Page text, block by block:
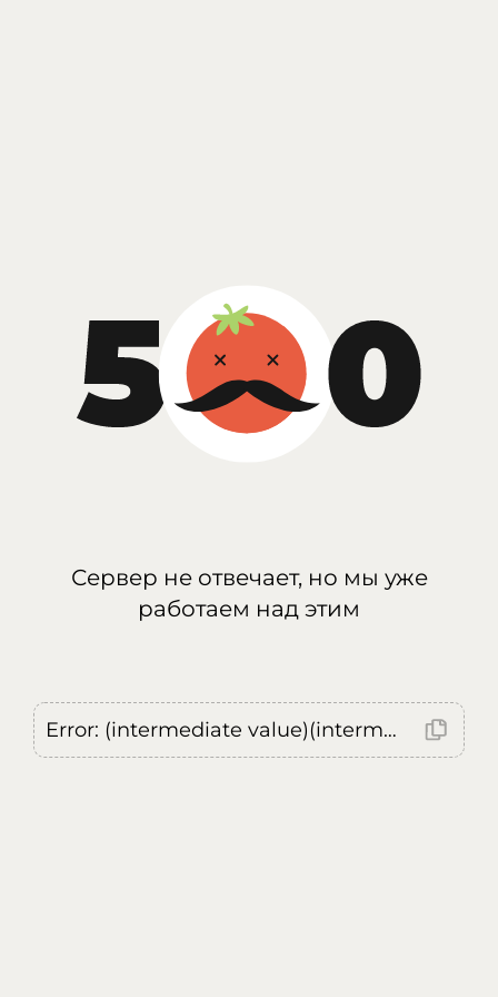
Сервер не отвечает, но мы уже
работаем над этим
Error: (intermediate value)(intermediate value)(intermediate value).replaceAll is not a function